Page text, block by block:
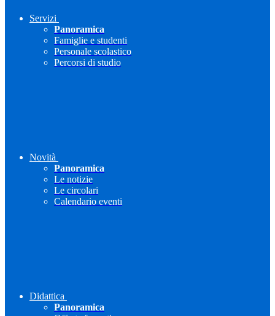
Servizi
Panoramica
Famiglie e studenti
Personale scolastico
Percorsi di studio
Novità
Panoramica
Le notizie
Le circolari
Calendario eventi
Didattica
Panoramica